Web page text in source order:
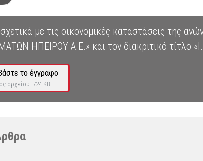
με τις οικονομικές καταστάσεις της
ΗΠΕΙΡΟΥ Α.Ε.» και τον διακριτικό τίτλο
το έγγραφο
αρχείου: 724 KB